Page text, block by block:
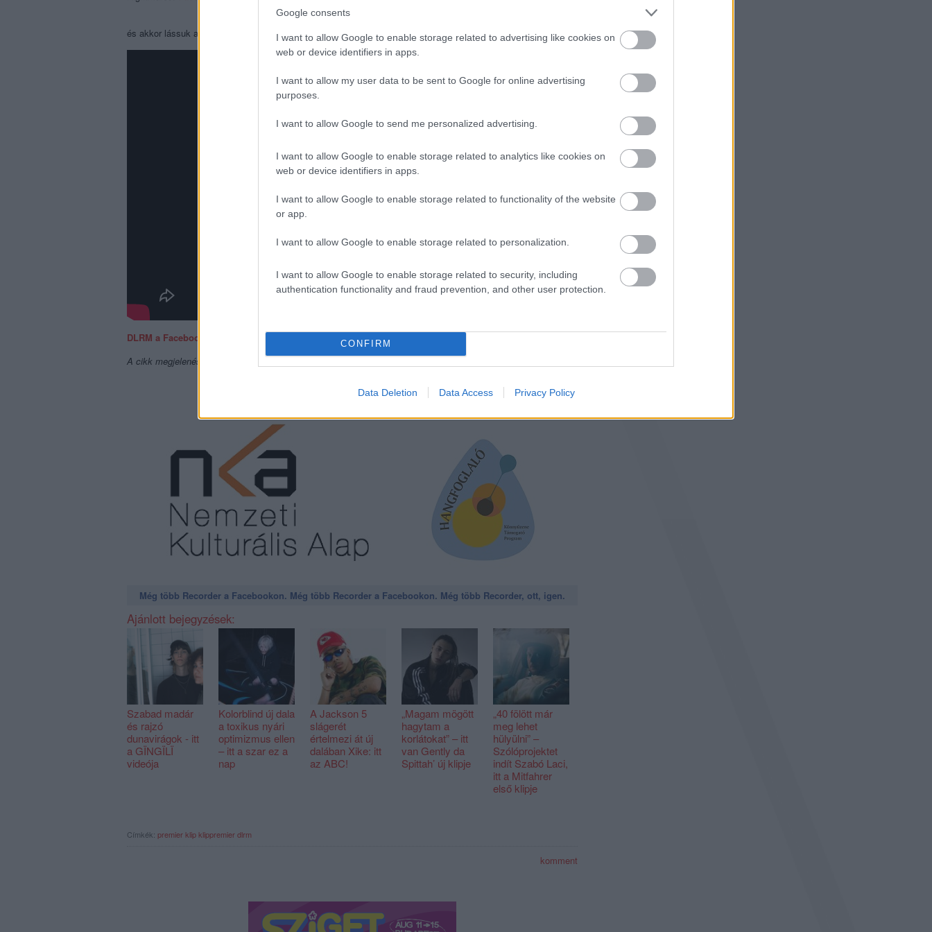
Google consents
I want to allow Google to enable storage related to advertising like cookies on
web or device identifiers in apps.
I want to allow my user data to be sent to Google for online advertising
purposes.
I want to allow Google to send me personalized advertising.
I want to allow Google to enable storage related to analytics like cookies on
web or device identifiers in apps.
I want to allow Google to enable storage related to functionality of the website
or app.
I want to allow Google to enable storage related to personalization.
I want to allow Google to enable storage related to security, including
authentication functionality and fraud prevention, and other user protection.
CONFIRM
Data Deletion Data Access Privacy Policy
és akkor lássuk a
DLRM a Facebookon
A cikk megjelenését a
Hangfoglaló Programkeretében aNemzeti Kulturális Alaptámogatta.
Még több Recorder a Facebookon. Még több Recorder a Facebookon. Még több Recorder, ott, igen.
Ajánlott bejegyzések:
Szabad madár
és rajzó
dunavirágok - itt
a GÏNGÏLÏ
videója
Kolorblind új dala
a toxikus nyári
optimizmus ellen
– itt a szar ez a
nap
A Jackson 5
slágerét
értelmezi át új
dalában Xike: itt
az ABC!
„Magam mögött
hagytam a
korlátokat” – itt
van Gently da
Spittah’ új klipje
„40 fölött már
meg lehet
hülyülni” –
Szólóprojektet
indít Szabó Laci,
itt a Mitfahrer
első klipje
Címkék: premier klip klippremierdlrm
komment